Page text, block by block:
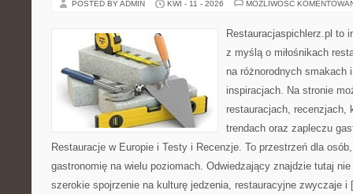
POSTED BY ADMIN KWI - 11 - 2026 MOŻLIWOŚĆ
Restauracjaspichlerz.pl to
z myślą o miłośnikach
na różnorodnych smakach
inspiracjach. Na stronie
restauracjach, recenzjach,
trendach oraz zapleczu
Restauracje w Europie i Testy i Recenzje. To przestrzeń dla
gastronomię na wielu poziomach. Odwiedzający znajdzie tutaj
szerokie spojrzenie na kulturę jedzenia, restauracyjne zwyczaje